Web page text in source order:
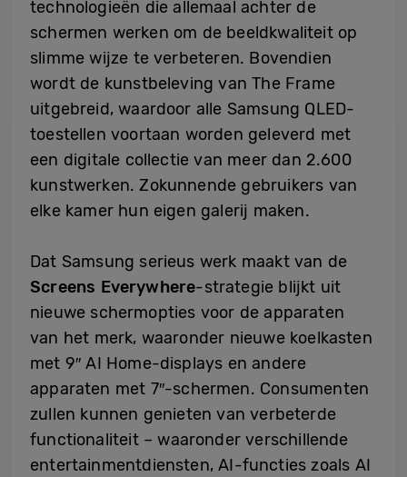
technologieën die allemaal achter de
schermen werken om de beeldkwaliteit op
slimme wijze te verbeteren. Bovendien
wordt de kunstbeleving van The Frame
uitgebreid, waardoor alle Samsung QLED-
toestellen voortaan worden geleverd met
een digitale collectie van meer dan 2.600
kunstwerken. Zokunnende gebruikers van
elke kamer hun eigen galerij maken.
Dat Samsung serieus werk maakt van de
Screens Everywhere-strategie blijkt uit
nieuwe schermopties voor de apparaten
van het merk, waaronder nieuwe koelkasten
met 9″ AI Home-displays en andere
apparaten met 7″-schermen. Consumenten
zullen kunnen genieten van verbeterde
functionaliteit – waaronder verschillende
entertainmentdiensten, AI-functies zoals AI